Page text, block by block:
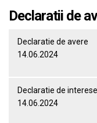
Declaratii de
Declaratie de avere
14.06.2024
Declaratie de interese
14.06.2024